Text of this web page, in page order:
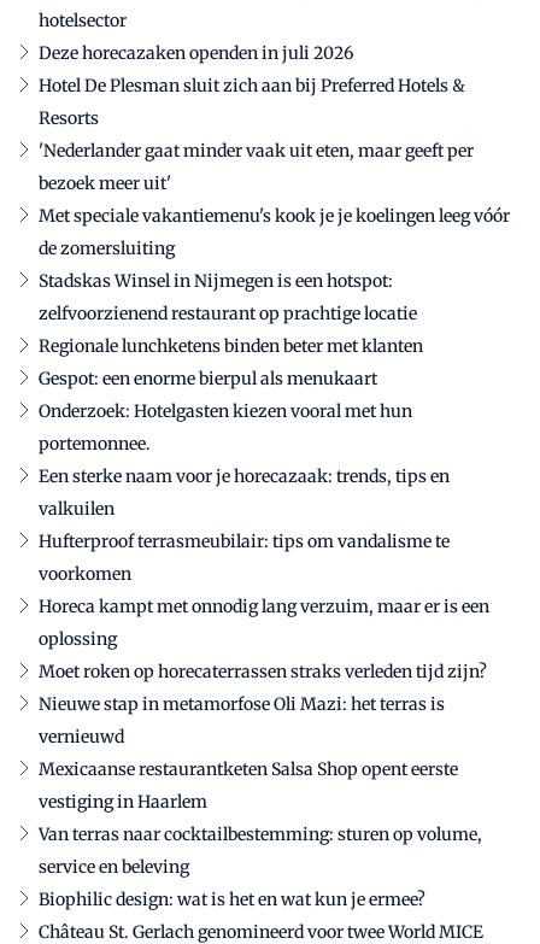
hotelsector
Deze horecazaken openden in juli 2026
Hotel De Plesman sluit zich aan bij Preferred Hotels &
Resorts
'Nederlander gaat minder vaak uit eten, maar geeft per
bezoek meer uit'
Met speciale vakantiemenu's kook je je koelingen leeg vóór
de zomersluiting
Stadskas Winsel in Nijmegen is een hotspot:
zelfvoorzienend restaurant op prachtige locatie
Regionale lunchketens binden beter met klanten
Gespot: een enorme bierpul als menukaart
Onderzoek: Hotelgasten kiezen vooral met hun
portemonnee.
Een sterke naam voor je horecazaak: trends, tips en
valkuilen
Hufterproof terrasmeubilair: tips om vandalisme te
voorkomen
Horeca kampt met onnodig lang verzuim, maar er is een
oplossing
Moet roken op horecaterrassen straks verleden tijd zijn?
Nieuwe stap in metamorfose Oli Mazi: het terras is
vernieuwd
Mexicaanse restaurantketen Salsa Shop opent eerste
vestiging in Haarlem
Van terras naar cocktailbestemming: sturen op volume,
service en beleving
Biophilic design: wat is het en wat kun je ermee?
Château St. Gerlach genomineerd voor twee World MICE